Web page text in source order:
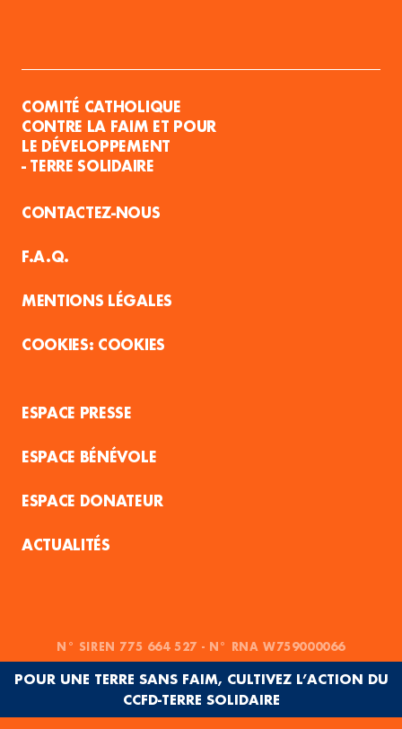
COMITÉ CATHOLIQUE
CONTRE LA FAIM ET POUR
LE DÉVELOPPEMENT
- TERRE SOLIDAIRE
CONTACTEZ-NOUS
F.A.Q.
MENTIONS LÉGALES
COOKIES
ESPACE PRESSE
ESPACE BÉNÉVOLE
ESPACE DONATEUR
ACTUALITÉS
N° SIREN 775 664 527 - N° RNA W759000066
POUR UNE TERRE SANS FAIM, CULTIVEZ L’ACTION DU
CCFD-TERRE SOLIDAIRE